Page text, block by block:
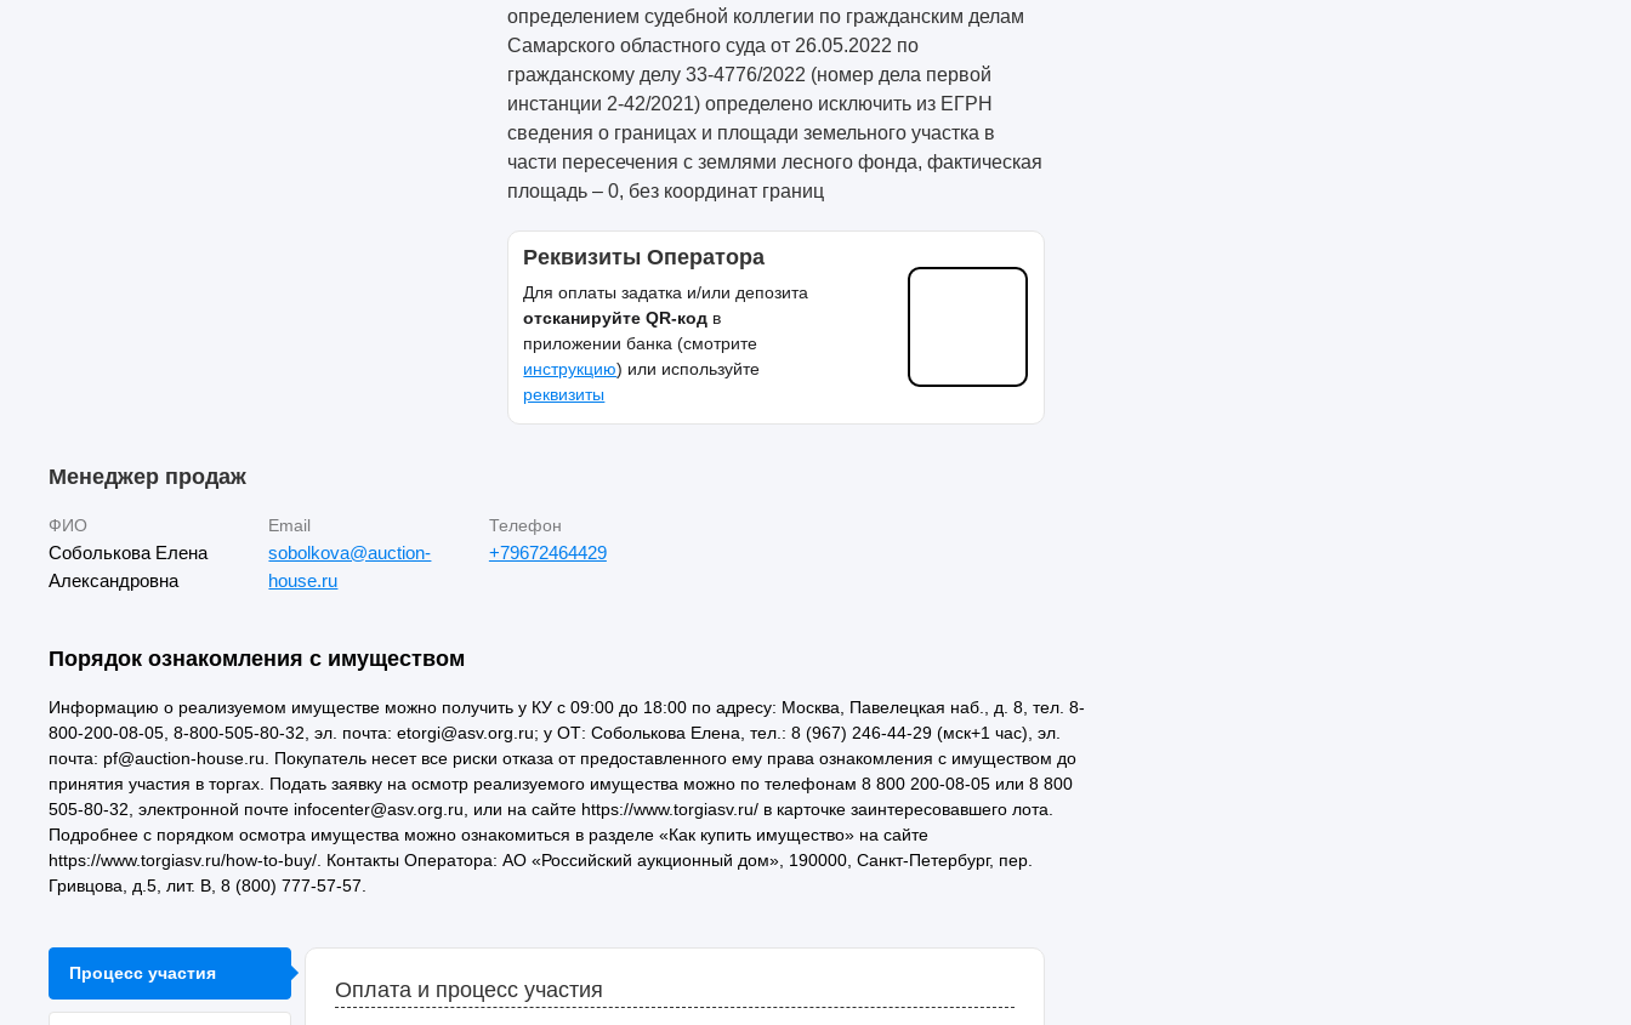
определением судебной коллегии по гражданским делам
Самарского областного суда от 26.05.2022 по
гражданскому делу 33-4776/2022 (номер дела первой
инстанции 2-42/2021) определено исключить из ЕГРН
сведения о границах и площади земельного участка в
части пересечения с землями лесного фонда, фактическая
площадь – 0, без координат границ
Реквизиты Оператора
Для оплаты задатка и/или депозита
отсканируйте QR-код в
приложении банка (смотрите
инструкцию) или используйте
реквизиты
Менеджер продаж
ФИО
Соболькова Елена
Александровна
Email
sobolkova@auction-
house.ru
Телефон
+79672464429
Порядок ознакомления с имуществом
Информацию о реализуемом имуществе можно получить у КУ с 09:00 до 18:00 по адресу: Москва, Павелецкая наб., д. 8, тел. 8-
800-200-08-05, 8-800-505-80-32, эл. почта: etorgi@asv.org.ru; у ОТ: Соболькова Елена, тел.: 8 (967) 246-44-29 (мск+1 час), эл.
почта: pf@auction-house.ru. Покупатель несет все риски отказа от предоставленного ему права ознакомления с имуществом до
принятия участия в торгах. Подать заявку на осмотр реализуемого имущества можно по телефонам 8 800 200-08-05 или 8 800
505-80-32, электронной почте infocenter@asv.org.ru, или на сайте https://www.torgiasv.ru/ в карточке заинтересовавшего лота.
Подробнее с порядком осмотра имущества можно ознакомиться в разделе «Как купить имущество» на сайте
https://www.torgiasv.ru/how-to-buy/. Контакты Оператора: АО «Российский аукционный дом», 190000, Санкт-Петербург, пер.
Гривцова, д.5, лит. В, 8 (800) 777-57-57.
Процесс участия
Оплата и процесс участия